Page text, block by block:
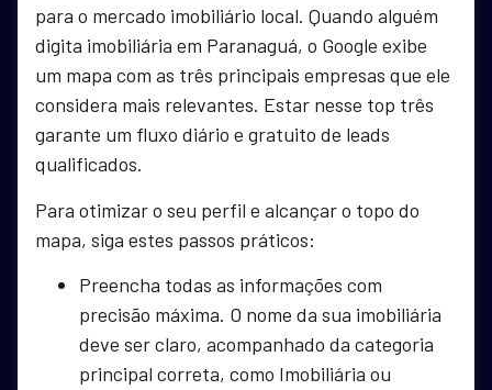
para o mercado imobiliário local. Quando alguém
digita imobiliária em Paranaguá, o Google exibe
um mapa com as três principais empresas que ele
considera mais relevantes. Estar nesse top três
garante um fluxo diário e gratuito de leads
qualificados.
Para otimizar o seu perfil e alcançar o topo do
mapa, siga estes passos práticos:
Preencha todas as informações com
precisão máxima. O nome da sua imobiliária
deve ser claro, acompanhado da categoria
principal correta, como Imobiliária ou